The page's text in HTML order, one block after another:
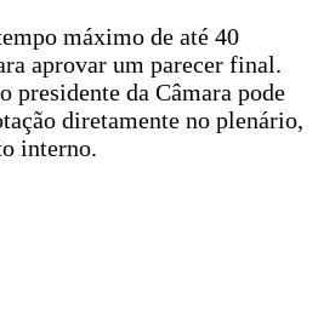
máximo de até 40
aprovar um parecer final.
presidente da Câmara pode
diretamente no plenário,
interno.